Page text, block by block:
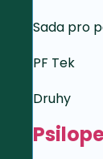
Sada pro
PF Tek
Druhy